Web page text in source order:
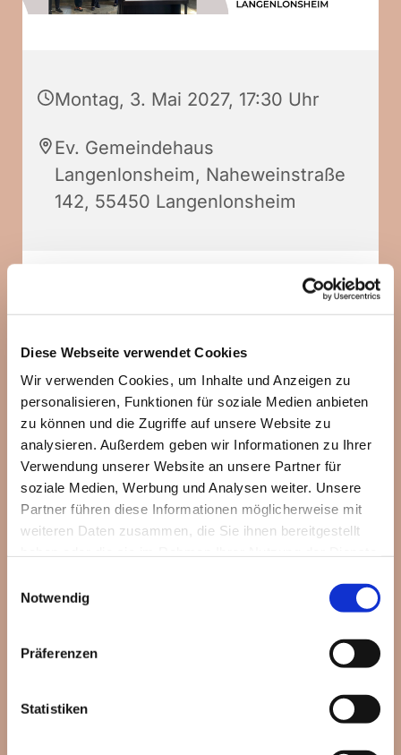
Diese Webseite verwendet Cookies
Wir verwenden Cookies, um Inhalte und Anzeigen zu
personalisieren, Funktionen für soziale Medien anbieten
zu können und die Zugriffe auf unsere Website zu
analysieren. Außerdem geben wir Informationen zu Ihrer
Verwendung unserer Website an unsere Partner für
soziale Medien, Werbung und Analysen weiter. Unsere
Partner führen diese Informationen möglicherweise mit
weiteren Daten zusammen, die Sie ihnen bereitgestellt
Notwendig
Präferenzen
Statistiken
Montag, 3. Mai 2027, 17:30 Uhr
Ev. Gemeindehaus
Langenlonsheim, Naheweinstraße
142, 55450 Langenlonsheim
Dies könnte Sie auch